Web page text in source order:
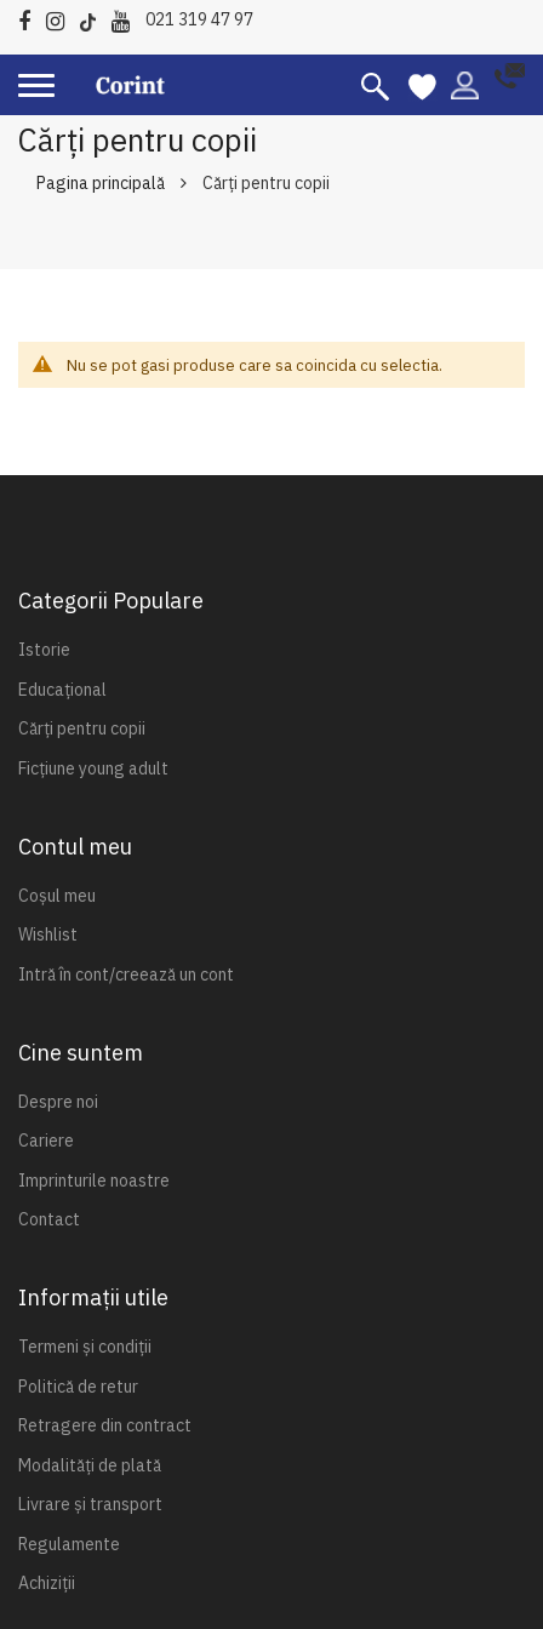
021 319 47 97
Cărți pentru copii
Pagina principală Cărți pentru copii
Nu se pot gasi produse care sa coincida cu selectia.
Categorii Populare
Istorie
Educațional
Cărți pentru copii
Ficțiune young adult
Contul meu
Coșul meu
Wishlist
Intră în cont/creează un cont
Cine suntem
Despre noi
Cariere
Imprinturile noastre
Contact
Informații utile
Termeni și condiții
Politică de retur
Retragere din contract
Modalități de plată
Livrare și transport
Regulamente
Achiziții